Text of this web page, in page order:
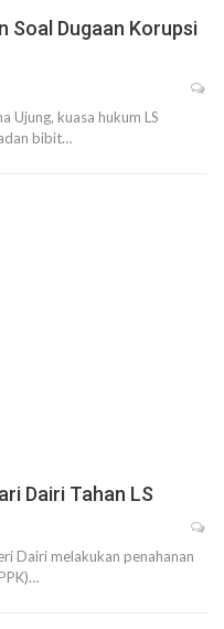
Soal Dugaan Korupsi
Ujung, kuasa hukum LS
bibit…
Dairi Tahan LS
Dairi melakukan penahanan